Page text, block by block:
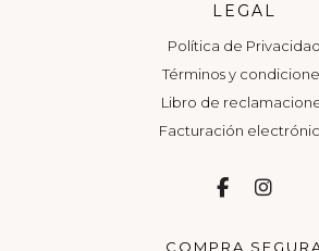
LEGAL
Política de Privacidad
Términos y
Libro de
Facturación
COMPRA